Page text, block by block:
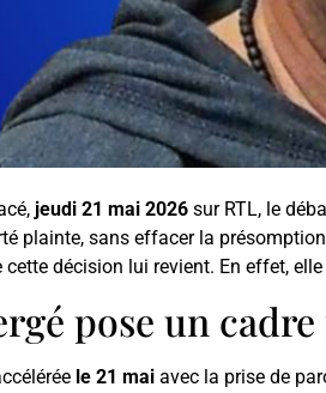
jeudi 21 mai 2026 sur RTL, le
plainte, sans effacer la
décision lui revient. En effet,
pose un
le 21 mai avec la prise de